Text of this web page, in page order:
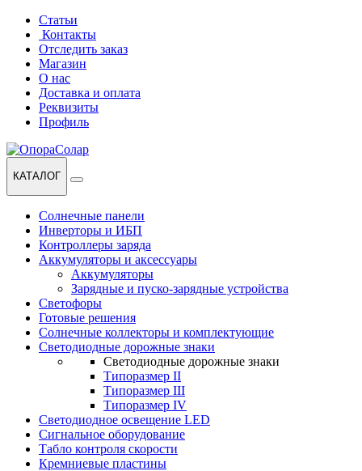
Перейти
навигации
Перейти
содержанию
Статьи
Контакты
Отследить заказ
Магазин
О нас
Доставка и оплата
Реквизиты
Профиль
КАТАЛОГ
Солнечные панели
Инверторы и ИБП
Контроллеры заряда
Аккумуляторы и аксессуары
Аккумуляторы
Зарядные и пуско-зарядные устройства
Светофоры
Готовые решения
Солнечные коллекторы и комплектующие
Светодиодные дорожные знаки
Светодиодные дорожные знаки
Типоразмер II
Типоразмер III
Типоразмер IV
Светодиодное освещение LED
Сигнальное оборудование
Табло контроля скорости
Кремниевые пластины